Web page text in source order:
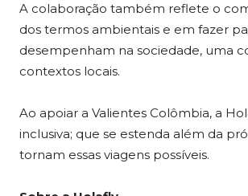
A colaboração também reflete o
dos termos ambientais e em fazer
desempenham na sociedade, uma
contextos locais.
Ao apoiar a Valientes Colômbia, a
inclusiva; que se estenda além da
tornam essas viagens possíveis.